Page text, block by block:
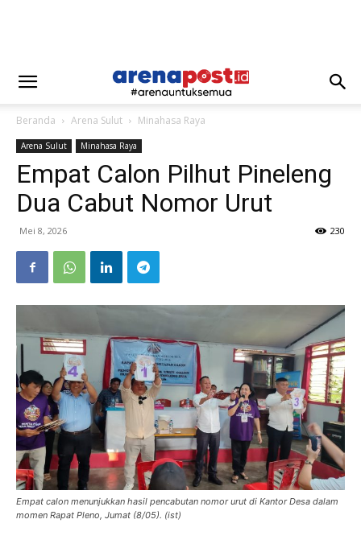
Beranda Arena Sulut Minahasa Raya
Arena Sulut Minahasa Raya
Empat Calon Pilhut Pineleng
Dua Cabut Nomor Urut
Mei 8, 2026 230
Empat calon menunjukkan hasil pencabutan nomor urut di Kantor Desa dalam
momen Rapat Pleno, Jumat (8/05). (ist)